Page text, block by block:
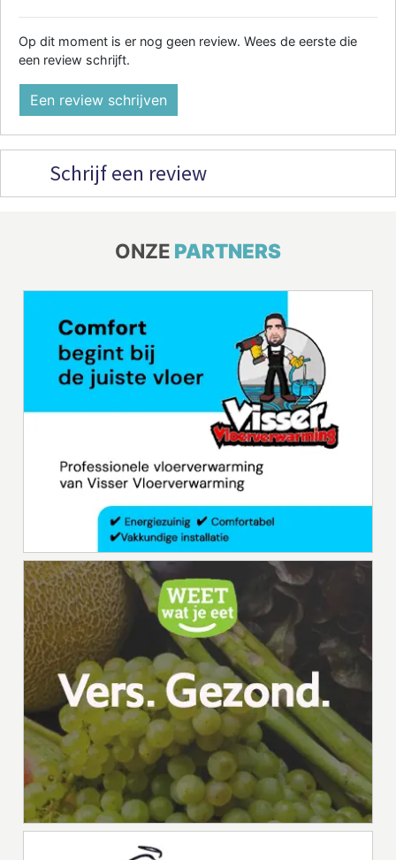
Op dit moment is er nog geen review. Wees de eerste die
een review schrijft.
Een review schrijven
Schrijf een review
ONZE PARTNERS